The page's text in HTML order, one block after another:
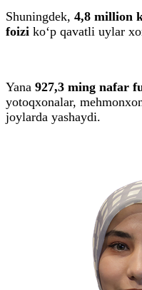
Shuningdek, 4,8 million
foizi ko‘p qavatli uylar
Yana 927,3 ming nafar
yotoqxonalar,
joylarda yashaydi.